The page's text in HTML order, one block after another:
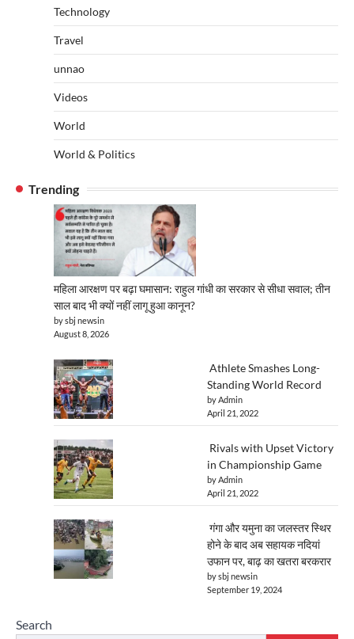
Technology
Travel
unnao
Videos
World
World & Politics
Trending
महिला आरक्षण पर बढ़ा घमासान: राहुल गांधी का सरकार से सीधा सवाल; तीन
साल बाद भी क्यों नहीं लागू हुआ कानून?
by sbj newsin
August 8, 2026
Athlete Smashes Long-
Standing World Record
by Admin
April 21, 2022
Rivals with Upset Victory
in Championship Game
by Admin
April 21, 2022
गंगा और यमुना का जलस्तर स्थिर
होने के बाद अब सहायक नदियां
उफान पर, बाढ़ का खतरा बरकरार
by sbj newsin
September 19, 2024
Search